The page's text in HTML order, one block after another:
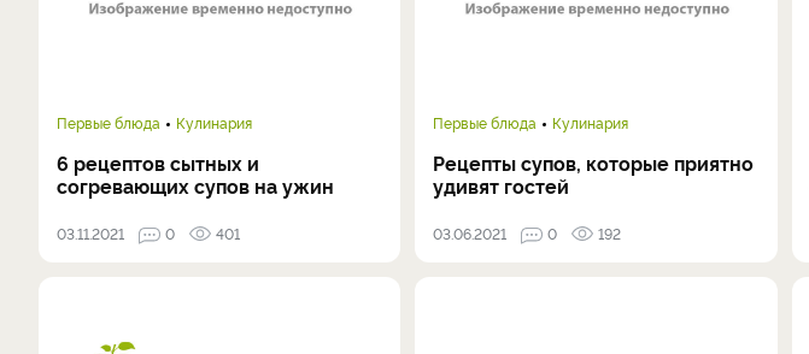
Первые блюда Кулинария
6 рецептов сытных и
согревающих супов на ужин
03.11.2021 0 401
Первые блюда Кулинария
Рецепты супов, которые приятно
удивят гостей
03.06.2021 0 192